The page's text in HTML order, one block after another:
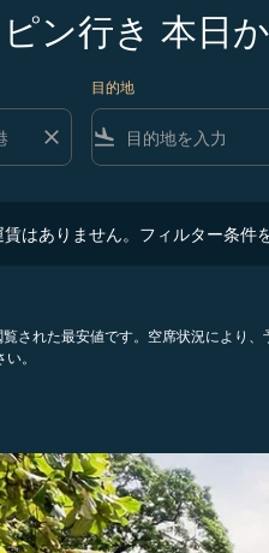
ン行き 本日
close
目的地
flight_land
はありません。フィルター条件
された最安値です。空席状況により
。